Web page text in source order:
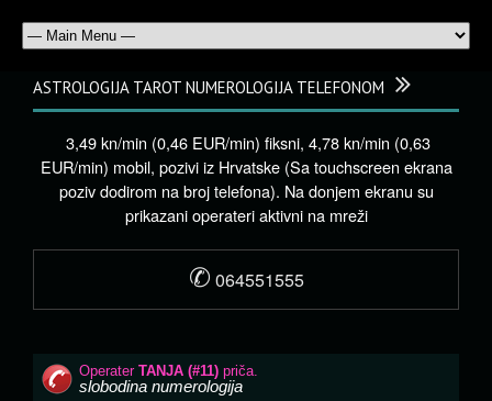
ASTROLOGIJA TAROT NUMEROLOGIJA TELEFONOM
3,49 kn/min (0,46 EUR/min) fiksni, 4,78 kn/min (0,63
EUR/min) mobil, pozivi iz Hrvatske (Sa touchscreen ekrana
poziv dodirom na broj telefona). Na donjem ekranu su
prikazani operateri aktivni na mreži
✆ 064551555